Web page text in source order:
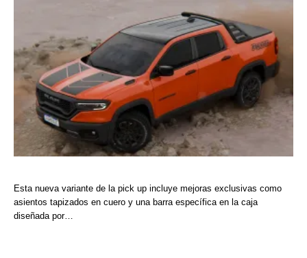
Esta nueva variante de la pick up incluye mejoras exclusivas como
asientos tapizados en cuero y una barra específica en la caja
diseñada por…